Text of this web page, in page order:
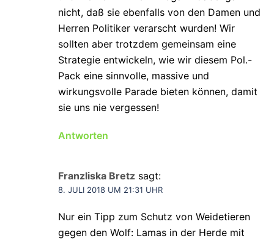
nicht, daß sie ebenfalls von den Damen und
Herren Politiker verarscht wurden! Wir
sollten aber trotzdem gemeinsam eine
Strategie entwickeln, wie wir diesem Pol.-
Pack eine sinnvolle, massive und
wirkungsvolle Parade bieten können, damit
sie uns nie vergessen!
Antworten
Franzliska Bretz sagt:
8. JULI 2018 UM 21:31 UHR
Nur ein Tipp zum Schutz von Weidetieren
gegen den Wolf: Lamas in der Herde mit